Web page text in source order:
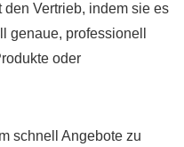
Vertrieb, indem sie es
genaue, professionell
oder
schnell Angebote zu